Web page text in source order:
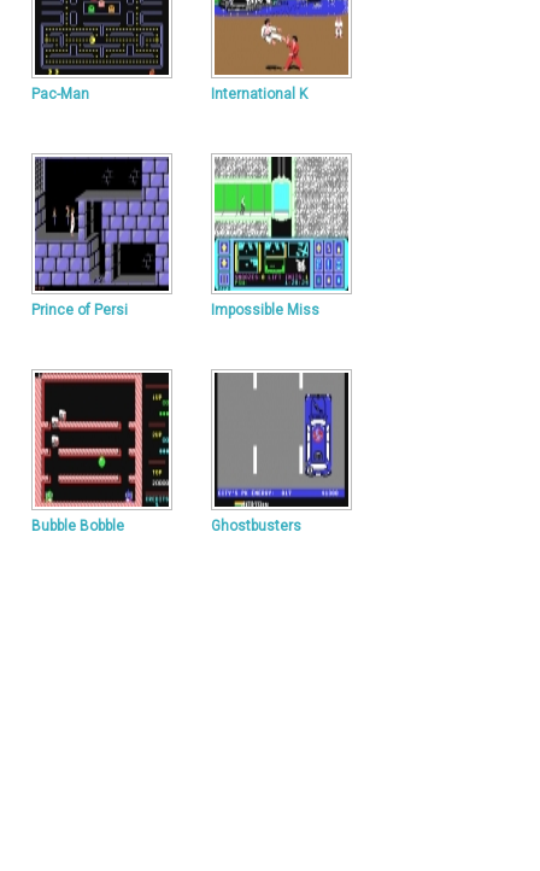
Pac-Man International K
Prince of Persi Impossible Miss
Bubble Bobble Ghostbusters